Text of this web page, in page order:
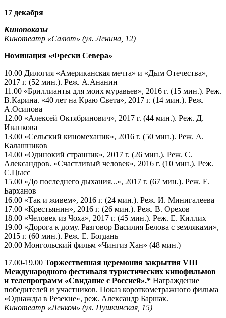
17 декабря
Кинопоказы
Кинотеатр «Салют» (ул. Ленина, 12)
Номинация «Фрески Севера»
10.00 Дилогия «Американская мечта» и «Дым Отечества»,
2017 г. (52 мин.). Реж. А.Ананин
11.00 «Бриллианты для моих муравьев», 2016 г. (15 мин.). Реж.
В.Карина. «40 лет на Краю Света», 2017 г. (14 мин.). Реж.
А.Осипова
12.00 «Алексей Октябринович», 2017 г. (44 мин.). Реж. Д.
Иванкова
13.00 «Сельский киномеханик», 2016 г. (50 мин.). Реж. А.
Калашников
14.00 «Одинокий странник», 2017 г. (26 мин.). Реж. С.
Александров. «Счастливый человек», 2016 г. (10 мин.). Реж.
С.Цысс
15.00 «До последнего дыхания...», 2017 г. (67 мин.). Реж. Е.
Барханов
16.00 «Так и живем», 2016 г. (24 мин.). Реж. И. Минигалеева
17.00 «Крестьянин», 2016 г. (26 мин.). Реж. В. Орехов
18.00 «Человек из Чоха», 2017 г. (45 мин.). Реж. Е. Киллих
19.00 «Дорога к дому. Разговор Василия Белова с земляками»,
2015 г. (60 мин.). Реж. Е. Богдань
20.00 Монгольский фильм «Чингиз Хан» (48 мин.)
17.00-19.00 Торжественная церемония закрытия VIII
Международного фестиваля туристических кинофильмов
и телепрограмм «Свидание с Россией».* Награждение
победителей и участников. Показ короткометражного фильма
«Однажды в Резекне», реж. Александр Баршак.
Кинотеатр «Ленком» (ул. Пушкинская, 15)